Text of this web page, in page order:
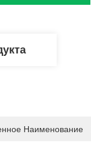
Наименование